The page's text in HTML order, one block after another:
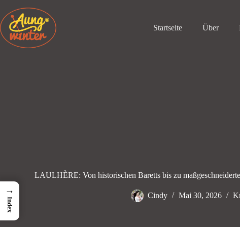
Inhalt
springen
Startseite Über
LAULHÈRE: Von historischen Baretts bis zu
Cindy Mai 30, 2026
→
Index